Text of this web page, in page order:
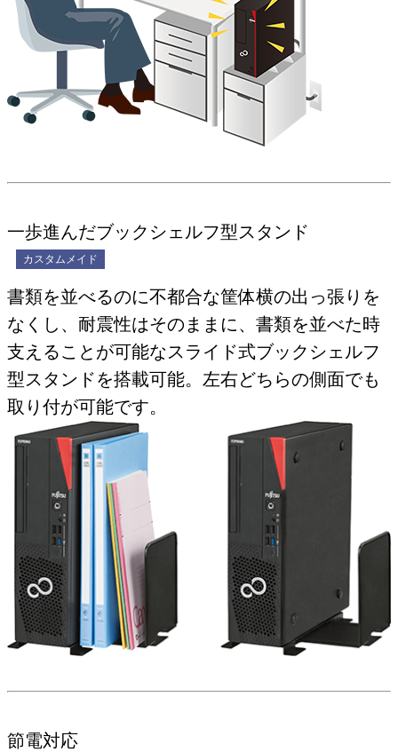
一歩進んだブックシェルフ型スタンド
カスタムメイド
書類を並べるのに不都合な筐体横の出っ張りを
なくし、耐震性はそのままに、書類を並べた時
支えることが可能なスライド式ブックシェルフ
型スタンドを搭載可能。左右どちらの側面でも
取り付が可能です。
節電対応